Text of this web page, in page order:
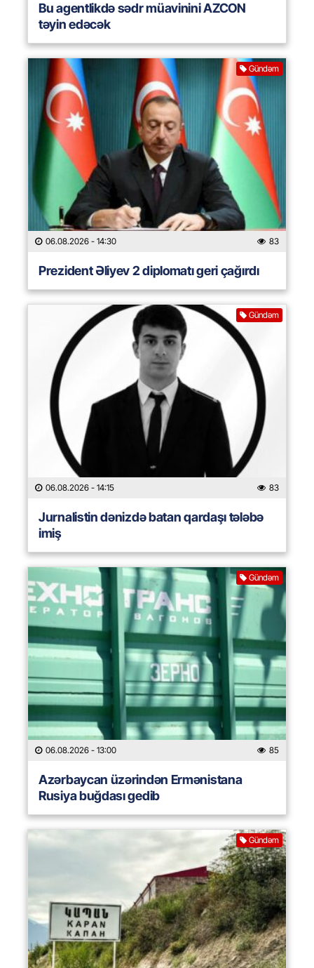
Bu agentlikdə sədr müavinini AZCON
təyin edəcək
Gündəm
06.08.2026 - 14:30 83
Prezident Əliyev 2 diplomatı geri çağırdı
Gündəm
06.08.2026 - 14:15 83
Jurnalistin dənizdə batan qardaşı tələbə
imiş
Gündəm
06.08.2026 - 13:00 85
Azərbaycan üzərindən Ermənistana
Rusiya buğdası gedib
Gündəm